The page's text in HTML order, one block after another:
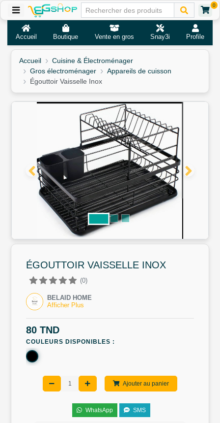
0
Accueil Boutique Vente en gros Snay3i Profile
Accueil
Cuisine & Électroménager
Gros électroménager
Appareils de cuisson
Égouttoir Vaisselle Inox
ÉGOUTTOIR VAISSELLE INOX
(0)
BELAID HOME
Afficher Plus
80 TND
COULEURS DISPONIBLES :
Ajouter au panier
WhatsApp SMS